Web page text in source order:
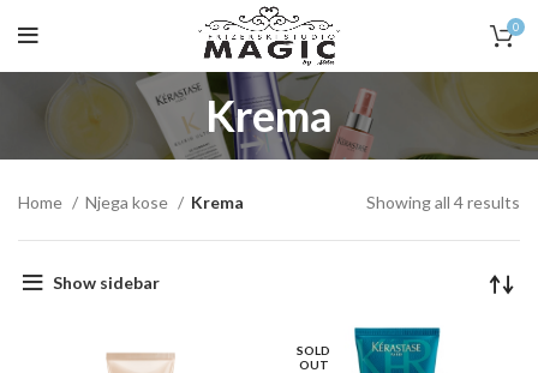
0
Krema
Home Njega kose Krema Showing all 4 results
Show sidebar
SOLD
OUT